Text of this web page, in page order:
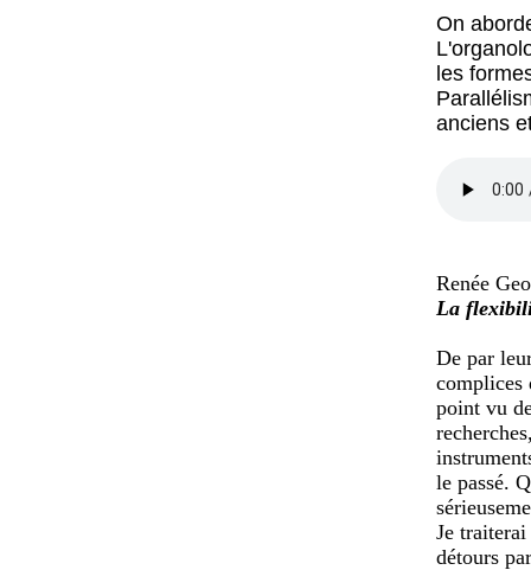
On
les
anciens
Renée
La
De par
complices
point vu
le passé.
Je
détours